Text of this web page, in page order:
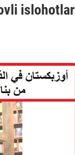
islohotlar